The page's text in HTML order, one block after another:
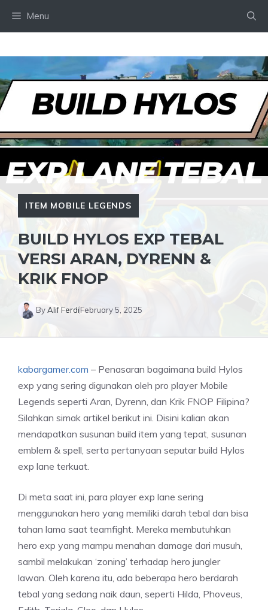
Menu
ITEM MOBILE LEGENDS
BUILD HYLOS EXP TEBAL
VERSI ARAN, DYRENN &
KRIK FNOP
ByAlif FerdiFebruary 5, 2025
kabargamer.com – Penasaran bagaimana build Hylos
exp yang sering digunakan oleh pro player Mobile
Legends seperti Aran, Dyrenn, dan Krik FNOP Filipina?
Silahkan simak artikel berikut ini. Disini kalian akan
mendapatkan susunan build item yang tepat, susunan
emblem & spell, serta pertanyaan seputar build Hylos
exp lane terkuat.
Di meta saat ini, para player exp lane sering
menggunakan hero yang memiliki darah tebal dan bisa
tahan lama saat teamfight. Mereka membutuhkan
hero exp yang mampu menahan damage dari musuh,
sambil melakukan ‘zoning’ terhadap hero jungler
lawan. Oleh karena itu, ada beberapa hero berdarah
tebal yang sedang naik daun, seperti Hilda, Phoveus,